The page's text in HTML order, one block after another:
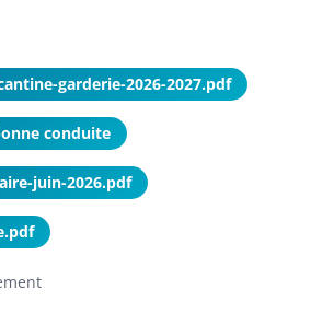
garderie-2026-2027.pdf
conduite
juin-2026.pdf